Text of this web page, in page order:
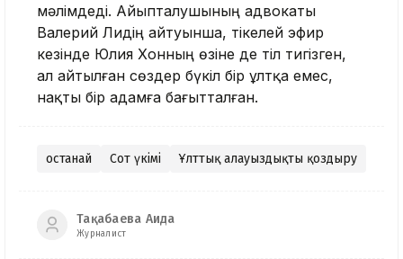
мәлімдеді. Айыпталушының адвокаты
Валерий Лидің айтуынша, тікелей эфир
кезінде Юлия Хонның өзіне де тіл тигізген,
ал айтылған сөздер бүкіл бір ұлтқа емес,
нақты бір адамға бағытталған.
Қостанай Сот үкімі Ұлттық алауыздықты қоздыру
Тақабаева Аида
Журналист